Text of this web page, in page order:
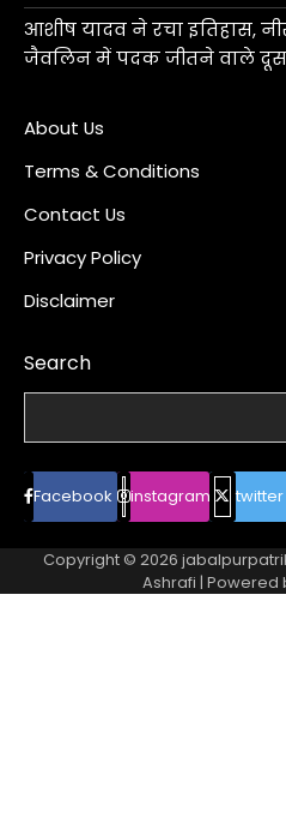
आशीष यादव ने रचा इतिहास,
जैवलिन में पदक जीतने वाले
About Us
Terms & Conditions
Contact Us
Privacy Policy
Disclaimer
Search
Facebook instagram twitter
Copyright © 2026
Ashrafi | Powered